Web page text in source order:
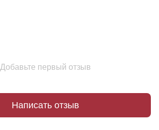
Добавьте первый отзыв
Написать отзыв